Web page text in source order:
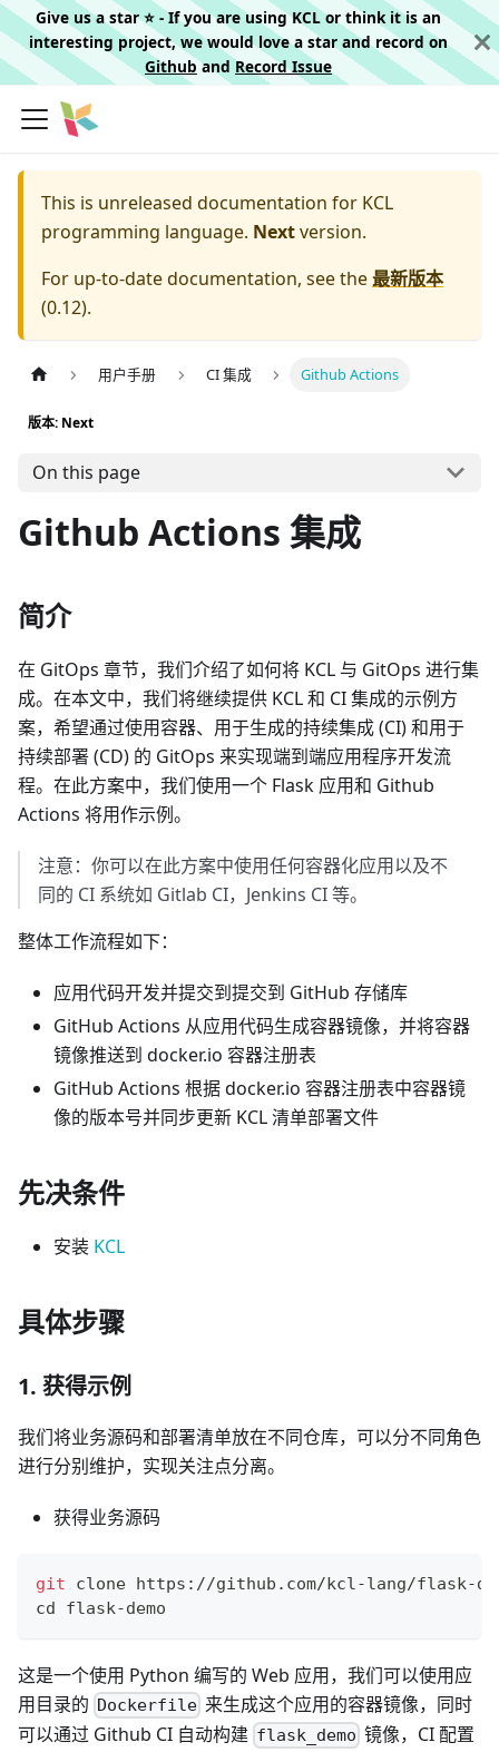
Give us a star ⭐️ - If you are using KCL or think it is an
interesting project, we would love a star and record on
Githuband Record Issue
This is unreleased documentation for KCL
programming language. Nextversion.
For up-to-date documentation, see the最新版本
(0.12).
用户手册 CI 集成 Github Actions
版本: Next
On this page
Github Actions 集成
简介
在 GitOps 章节，我们介绍了如何将 KCL 与 GitOps 进行集
成。在本文中，我们将继续提供 KCL 和 CI 集成的示例方
案，希望通过使用容器、用于生成的持续集成 (CI) 和用于
持续部署 (CD) 的 GitOps 来实现端到端应用程序开发流
程。在此方案中，我们使用一个 Flask 应用和 Github
Actions 将用作示例。
注意：你可以在此方案中使用任何容器化应用以及不
同的 CI 系统如 Gitlab CI，Jenkins CI 等。
整体工作流程如下：
应用代码开发并提交到提交到 GitHub 存储库
GitHub Actions 从应用代码生成容器镜像，并将容器
镜像推送到 docker.io 容器注册表
GitHub Actions 根据 docker.io 容器注册表中容器镜
像的版本号并同步更新 KCL 清单部署文件
先决条件
安装 KCL
具体步骤
1. 获得示例
我们将业务源码和部署清单放在不同仓库，可以分不同角色
进行分别维护，实现关注点分离。
获得业务源码
git clone https://github.com/kcl-lang/flask-
cd flask-demo
这是一个使用 Python 编写的 Web 应用，我们可以使用应
用目录的 Dockerfile 来生成这个应用的容器镜像，同时
可以通过 Github CI 自动构建 flask_demo 镜像，CI 配置